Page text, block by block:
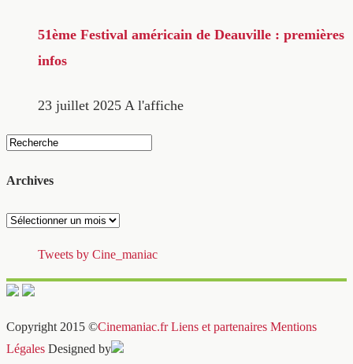
51ème Festival américain de Deauville : premières
infos
23 juillet 2025 A l'affiche
Archives
Archives
Tweets by Cine_maniac
Copyright 2015 ©Cinemaniac.fr Liens et partenaires Mentions
Légales Designed by